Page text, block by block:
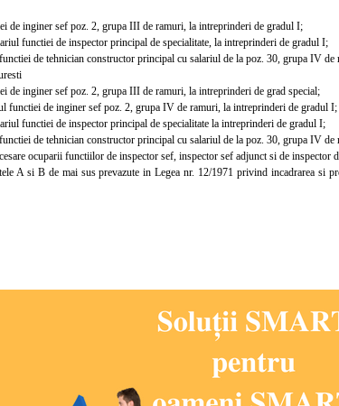
de inginer sef poz. 2, grupa III de ramuri, la intreprinderi de gradul I;
functiei de inspector principal de specialitate, la intreprinderi de gradul I;
de tehnician constructor principal cu salariul de la poz. 30, grupa IV de
de inginer sef poz. 2, grupa III de ramuri, la intreprinderi de grad special;
functiei de inginer sef poz. 2, grupa IV de ramuri, la intreprinderi de gradul I;
functiei de inspector principal de specialitate la intreprinderi de gradul I;
de tehnician constructor principal cu salariul de la poz. 30, grupa IV de
ocuparii functiilor de inspector sef, inspector sef adjunct si de inspector
A si B de mai sus prevazute in Legea nr. 12/1971 privind incadrarea si